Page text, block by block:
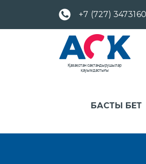
+7 (727) 3473160
БАСТЫ БЕТ